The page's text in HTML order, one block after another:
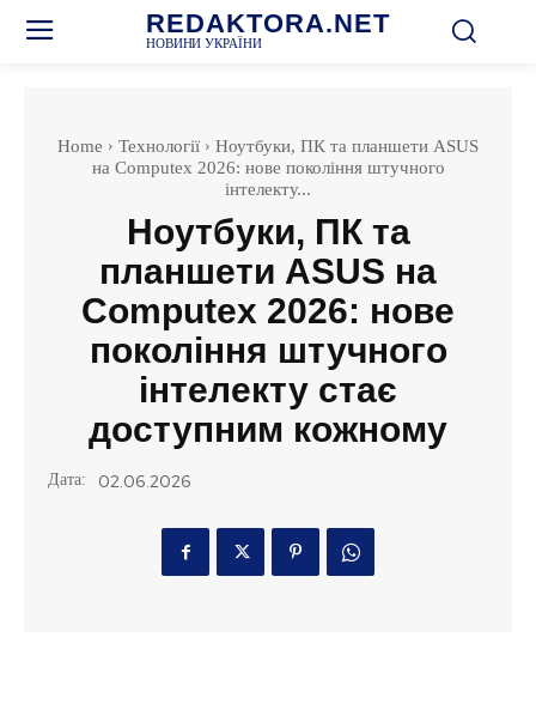
REDAKTORA.NET
НОВИНИ УКРАЇНИ
Home Технології
Ноутбуки, ПК та планшети ASUS
на Computex 2026: нове покоління штучного
інтелекту...
Ноутбуки, ПК та
планшети ASUS на
Computex 2026: нове
покоління штучного
інтелекту стає
доступним кожному
Дата: 02.06.2026